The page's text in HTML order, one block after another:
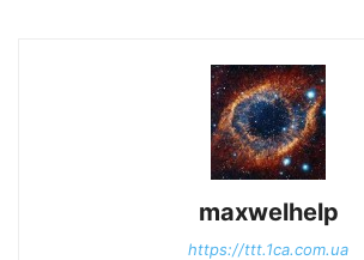
maxwelhelp
https://ttt.1ca.com.ua